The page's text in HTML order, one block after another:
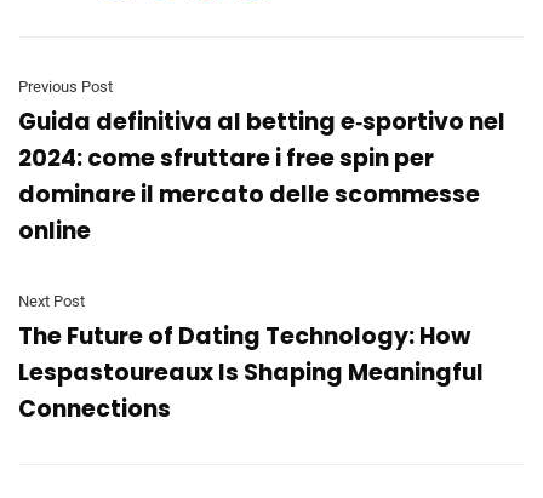
Previous Post
Guida definitiva al betting e‑sportivo nel
2024: come sfruttare i free spin per
dominare il mercato delle scommesse
online
Next Post
The Future of Dating Technology: How
Lespastoureaux Is Shaping Meaningful
Connections